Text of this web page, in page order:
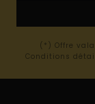
(*) Offre
Conditions